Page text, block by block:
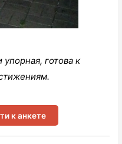
готова к
к анкете